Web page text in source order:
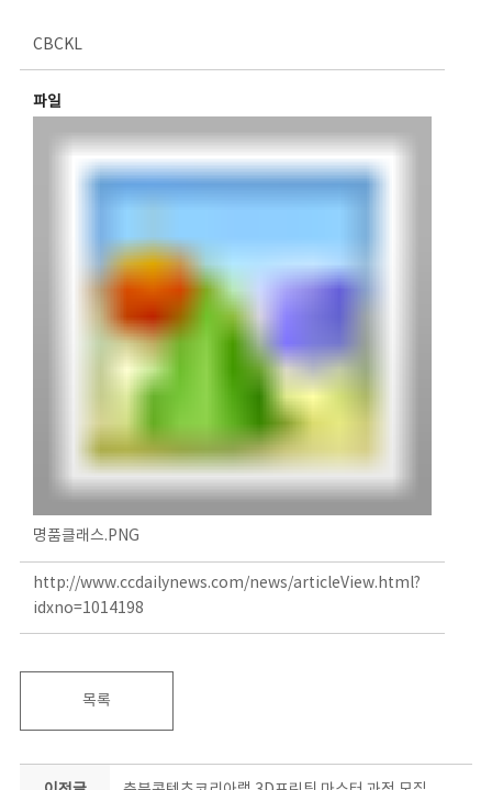
CBCKL
파일
명품클래스.PNG
http://www.ccdailynews.com/news/articleView.html?
idxno=1014198
목록